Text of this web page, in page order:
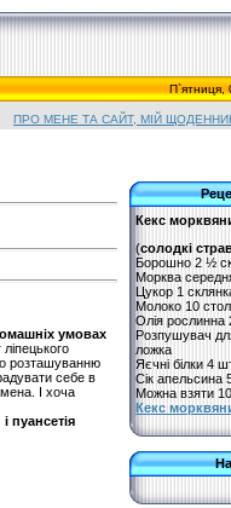
П`ятниця,
ПРО МЕНЕ ТА САЙТ, МІЙ
умовах
розташуванню
себе в
І хоча
пуансетія
Кекс
(солодкі
Борошно 2 ½
Морква
Цукор 1
Молоко 10
Олія рослинна
Розпушувач
ложка
Яєчні білки 4
Сік апельсина
Можна взяти
Кекс